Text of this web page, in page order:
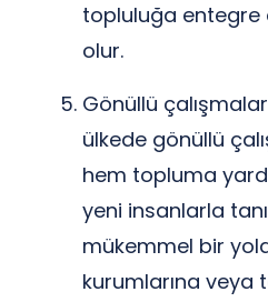
topluluğa entegre
olur.
Gönüllü
ülkede gönüllü
hem topluma
yeni insanlarla
mükemmel bir
kurumlarına veya